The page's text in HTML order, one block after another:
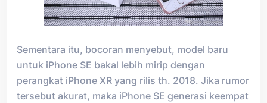
Sementara itu, bocoran menyebut, model baru
untuk iPhone SE bakal lebih mirip dengan
perangkat iPhone XR yang rilis th. 2018. Jika rumor
tersebut akurat, maka iPhone SE generasi keempat